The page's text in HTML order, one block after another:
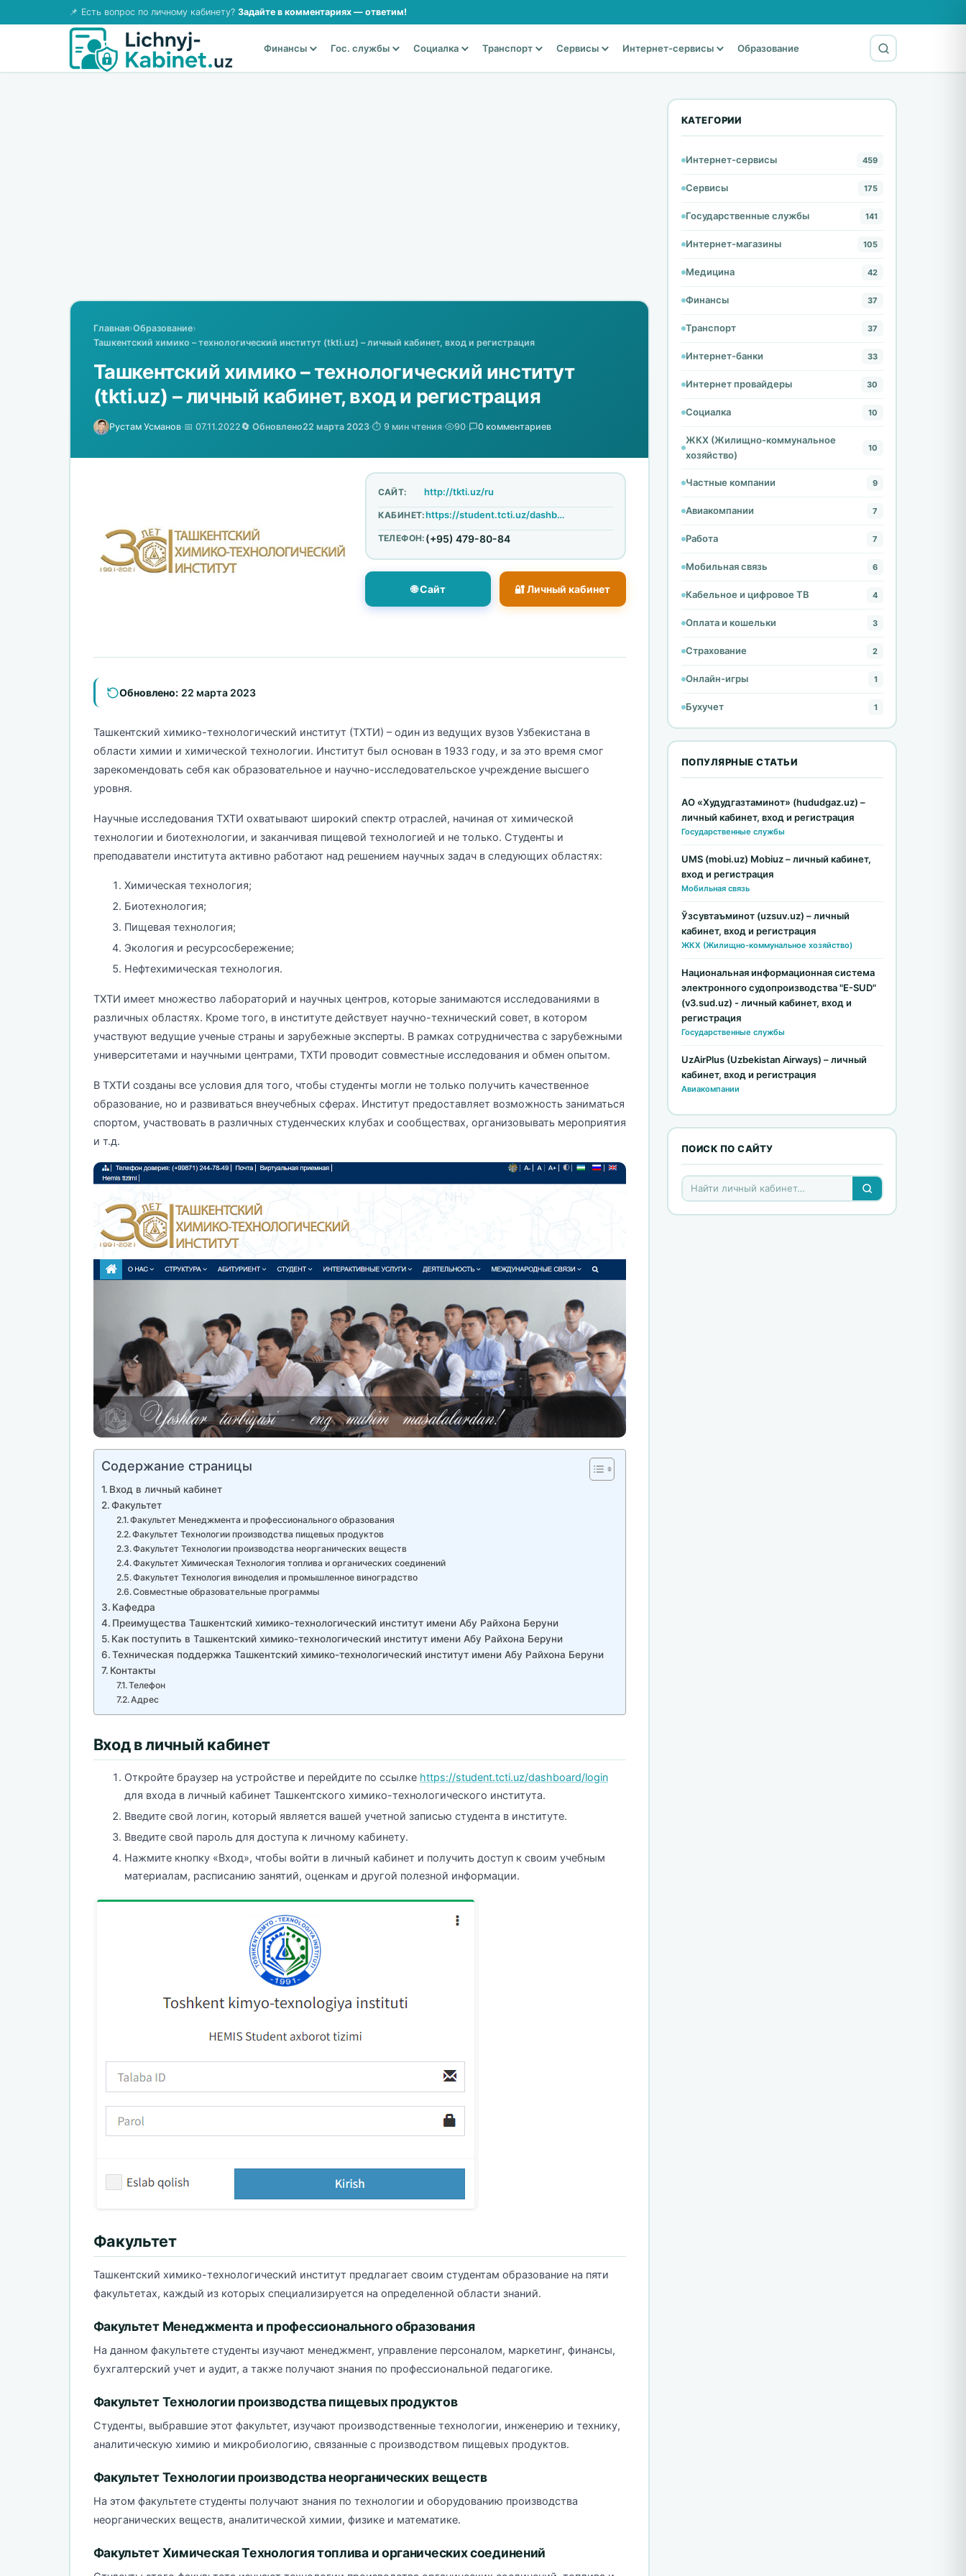
📌 Есть вопрос по личному кабинету? Задайте в комментариях — ответим!
Финансы Гос. службы Социалка Транспорт Сервисы Интернет-сервисы Образование
Главная›Образование›
Ташкентский химико – технологический институт (tkti.uz) – личный кабинет, вход и регистрация
Ташкентский химико – технологический институт
(tkti.uz) – личный кабинет, вход и регистрация
Рустам Усманов·📅 07.11.2022🔄 Обновлено22 марта 2023·⏱️ 9 мин чтения· 90· 0 комментариев
САЙТ: http://tkti.uz/ru
КАБИНЕТ: https://student.tcti.uz/dashboard/login
ТЕЛЕФОН: (+95) 479-80-84
🌐 Сайт 🔐 Личный кабинет
Обновлено: 22 марта 2023
Ташкентский химико-технологический институт (ТХТИ) – один из ведущих вузов Узбекистана в
области химии и химической технологии. Институт был основан в 1933 году, и за это время смог
зарекомендовать себя как образовательное и научно-исследовательское учреждение высшего
уровня.
Научные исследования ТХТИ охватывают широкий спектр отраслей, начиная от химической
технологии и биотехнологии, и заканчивая пищевой технологией и не только. Студенты и
преподаватели института активно работают над решением научных задач в следующих областях:
Химическая технология;
Биотехнология;
Пищевая технология;
Экология и ресурсосбережение;
Нефтехимическая технология.
ТХТИ имеет множество лабораторий и научных центров, которые занимаются исследованиями в
различных областях. Кроме того, в институте действует научно-технический совет, в котором
участвуют ведущие ученые страны и зарубежные эксперты. В рамках сотрудничества с зарубежными
университетами и научными центрами, ТХТИ проводит совместные исследования и обмен опытом.
В ТХТИ созданы все условия для того, чтобы студенты могли не только получить качественное
образование, но и развиваться внеучебных сферах. Институт предоставляет возможность заниматься
спортом, участвовать в различных студенческих клубах и сообществах, организовывать мероприятия
и т.д.
Содержание страницы
Вход в личный кабинет
Факультет
Факультет Менеджмента и профессионального образования
Факультет Технологии производства пищевых продуктов
Факультет Технологии производства неорганических веществ
Факультет Химическая Технология топлива и органических соединений
Факультет Технология виноделия и промышленное виноградство
Совместные образовательные программы
Кафедра
Преимущества Ташкентский химико-технологический институт имени Абу Райхона Беруни
Как поступить в Ташкентский химико-технологический институт имени Абу Райхона Беруни
Техническая поддержка Ташкентский химико-технологический институт имени Абу Райхона Беруни
Контакты
Телефон
Адрес
Вход в личный кабинет
Откройте браузер на устройстве и перейдите по ссылке https://student.tcti.uz/dashboard/login
для входа в личный кабинет Ташкентского химико-технологического института.
Введите свой логин, который является вашей учетной записью студента в институте.
Введите свой пароль для доступа к личному кабинету.
Нажмите кнопку «Вход», чтобы войти в личный кабинет и получить доступ к своим учебным
материалам, расписанию занятий, оценкам и другой полезной информации.
Факультет
Ташкентский химико-технологический институт предлагает своим студентам образование на пяти
факультетах, каждый из которых специализируется на определенной области знаний.
Факультет Менеджмента и профессионального образования
На данном факультете студенты изучают менеджмент, управление персоналом, маркетинг, финансы,
бухгалтерский учет и аудит, а также получают знания по профессиональной педагогике.
Факультет Технологии производства пищевых продуктов
Студенты, выбравшие этот факультет, изучают производственные технологии, инженерию и технику,
аналитическую химию и микробиологию, связанные с производством пищевых продуктов.
Факультет Технологии производства неорганических веществ
На этом факультете студенты получают знания по технологии и оборудованию производства
неорганических веществ, аналитической химии, физике и математике.
Факультет Химическая Технология топлива и органических соединений
КАТЕГОРИИ
Интернет-сервисы 459
Сервисы 175
Государственные службы 141
Интернет-магазины 105
Медицина 42
Финансы 37
Транспорт 37
Интернет-банки 33
Интернет провайдеры 30
Социалка 10
ЖКХ (Жилищно-коммунальное
хозяйство)
10
Частные компании 9
Авиакомпании 7
Работа 7
Мобильная связь 6
Кабельное и цифровое ТВ 4
Оплата и кошельки 3
Страхование 2
Онлайн-игры 1
Бухучет 1
ПОПУЛЯРНЫЕ СТАТЬИ
АО «Худудгазтаминот» (hududgaz.uz) –
личный кабинет, вход и регистрация
Государственные службы
UMS (mobi.uz) Mobiuz – личный кабинет,
вход и регистрация
Мобильная связь
Ўзсувтаъминот (uzsuv.uz) – личный
кабинет, вход и регистрация
ЖКХ (Жилищно-коммунальное хозяйство)
Национальная информационная система
электронного судопроизводства "E-SUD"
(v3.sud.uz) - личный кабинет, вход и
регистрация
Государственные службы
UzAirPlus (Uzbekistan Airways) – личный
кабинет, вход и регистрация
Авиакомпании
ПОИСК ПО САЙТУ